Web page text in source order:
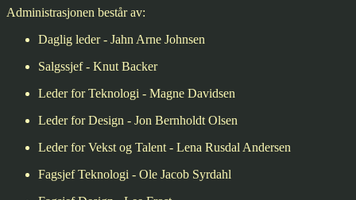
Administrasjonen består av:
Daglig leder - Jahn Arne Johnsen
Salgssjef - Knut Backer
Leder for Teknologi - Magne Davidsen
Leder for Design - Jon Bernholdt Olsen
Leder for Vekst og Talent - Lena Rusdal Andersen
Fagsjef Teknologi - Ole Jacob Syrdahl